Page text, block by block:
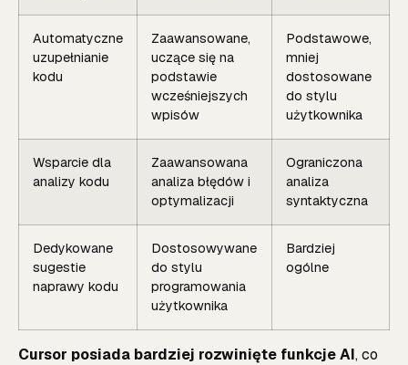
Automatyczne
uzupełnianie
kodu
Zaawansowane,
uczące się na
podstawie
wcześniejszych
wpisów
Podstawowe,
mniej
dostosowane
do stylu
użytkownika
Wsparcie dla
analizy kodu
Zaawansowana
analiza błędów i
optymalizacji
Ograniczona
analiza
syntaktyczna
Dedykowane
sugestie
naprawy kodu
Dostosowywane
do stylu
programowania
użytkownika
Bardziej
ogólne
Cursor posiada bardziej rozwinięte funkcje AI, co